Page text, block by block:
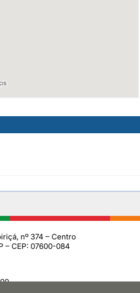
nº 374 – Centro
– CEP: 07600-084